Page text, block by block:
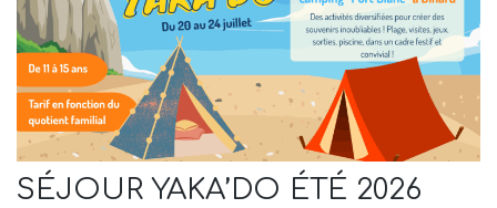
SÉJOUR YAKA’DO ÉTÉ 2026